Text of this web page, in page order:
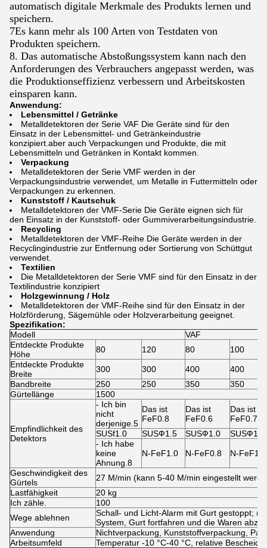
automatisch digitale Merkmale des Produkts lernen und
speichern.
7Es kann mehr als 100 Arten von Testdaten von
Produkten speichern.
8. Das automatische Abstoßungssystem kann nach den
Anforderungen des Verbrauchers angepasst werden, was
die Produktionseffizienz verbessern und Arbeitskosten
einsparen kann.
Anwendung:
Lebensmittel / Getränke
Metalldetektoren der Serie VAF Die Geräte sind für den
Einsatz in der Lebensmittel- und Getränkeindustrie
konzipiert.aber auch Verpackungen und Produkte, die mit
Lebensmitteln und Getränken in Kontakt kommen.
Verpackung
Metalldetektoren der Serie VMF werden in der
Verpackungsindustrie verwendet, um Metalle in Futtermitteln oder
Verpackungen zu erkennen.
Kunststoff / Kautschuk
Metalldetektoren der VMF-Serie Die Geräte eignen sich für
den Einsatz in der Kunststoff- oder Gummiverarbeitungsindustrie.
Recycling
Metalldetektoren der VMF-Reihe Die Geräte werden in der
Recyclingindustrie zur Entfernung oder Sortierung von Schüttgut
verwendet.
Textilien
Die Metalldetektoren der Serie VMF sind für den Einsatz in der
Textilindustrie konzipiert
Holzgewinnung / Holz
Metalldetektoren der VMF-Reihe sind für den Einsatz in der
Holzförderung, Sägemühle oder Holzverarbeitung geeignet.
Spezifikation:
Modell
VAF
Entdeckte Produkte
Höhe
80 120 80
100
Entdeckte Produkte
Breite
300 300 400
400
Bandbreite
250 250 350
350
Gürtellänge
1500
Empfindlichkeit des
Detektors
- Ich bin
nicht
derjenige.5
Das ist
FeF0.8
Das ist
FeF0.6
Das ist
FeF0.7
SUSf1.0
SUSФ1.5 SUSФ1.0
SUSФ1.2
- Ich habe
keine
Ahnung.8
N-FeF1.0 N-FeF0.8 N-FeF1.0
Geschwindigkeit des
Gürtels
27 M/min (kann 5-40 M/min eingestellt
Lastfähigkeit
20 kg
Ich zähle.
100
Wege ablehnen
Schall- und Licht-Alarm mit Gurt gestoppt;
System, Gurt fortfahren und die Waren
Anwendung
Nichtverpackung, Kunststoffverpackung,
Arbeitsumfeld
Temperatur -10 °C-40 °C, relative